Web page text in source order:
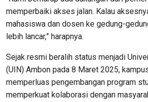
memperbaiki akses jalan. Kalau
mahasiswa dan dosen ke gedung-
lebih lancar,” harapnya.
Sejak resmi beralih status menjadi
(UIN) Ambon pada 8 Maret 2025,
memperluas pengembangan program
memperkuat kolaborasi dengan